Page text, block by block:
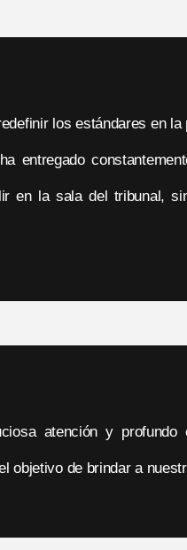
los estándares en
entregado
la sala del tribunal,
atención y profundo
de brindar a